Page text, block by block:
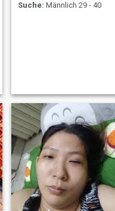
Suche: Männlich 29 - 40